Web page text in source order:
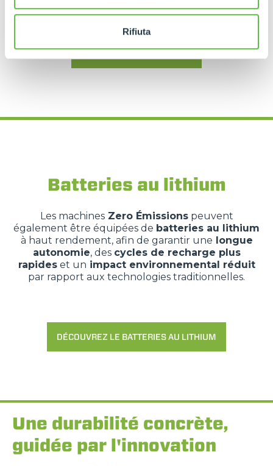
Rifiuta
DÉCOUVREZ LE M600TD-E
Batteries au lithium
Les machinesZero Émissionspeuvent
également être équipées de batteries au lithium
à haut rendement, afin de garantir une longue
autonomie, des cycles de recharge plus
rapideset un impact environnemental réduit
par rapport aux technologies traditionnelles.
DÉCOUVREZ LE BATTERIES AU LITHIUM
Une durabilité concrète,
guidée par l'innovation